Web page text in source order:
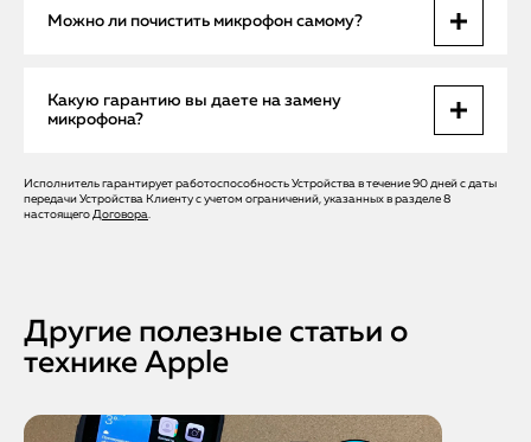
требуется пайка микросхемы на плате — до 24 часов.
Можно ли почистить микрофон самому?
приводит к повреждению мембраны. Лучше доверить это
Какую гарантию вы даете на замену
микрофона?
До 12 месяцев. Мы уверены в качестве деталей и работе
наших инженеров.
Исполнитель гарантирует работоспособность Устройства в течение 90 дней с даты
передачи Устройства Клиенту с учетом ограничений, указанных в разделе 8
настоящего Договора.
Другие полезные статьи о
технике Apple